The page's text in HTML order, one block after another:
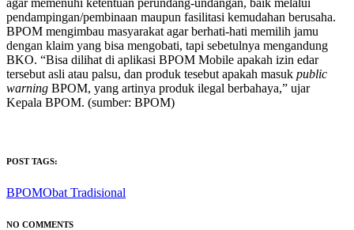
pendampingan/pembinaan maupun fasilitasi kemudahan berusaha.
BPOM mengimbau masyarakat agar berhati-hati memilih jamu
dengan klaim yang bisa mengobati, tapi sebetulnya mengandung
BKO. “Bisa dilihat di aplikasi BPOM Mobile apakah izin edar
tersebut asli atau palsu, dan produk tesebut apakah masuk public
warning BPOM, yang artinya produk ilegal berbahaya,” ujar
Kepala BPOM. (sumber: BPOM)
POST TAGS:
BPOMObat Tradisional
NO COMMENTS